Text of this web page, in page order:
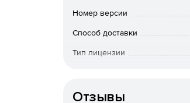
Анализ статистики
Мониторинг
Номер версии
Способ доставки
Тип лицензии
Отзывы